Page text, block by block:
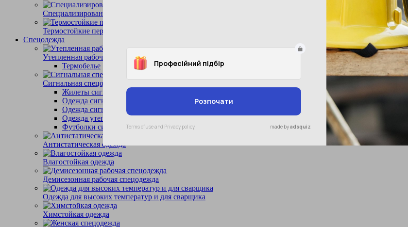
Специализированные перчатки
Термостойкие перчатки
Спецодежда
Утепленная рабочая спецодежда
Термобелье
Сигнальная спецодежда
Жилеты сигнальные
Одежда сигнальная влагостойкая
Одежда сигнальная демисезонная
Одежда утепленная сигнальная
Футболки сигнальные
Антистатическая одежда
Влагостойкая одежда
Демисезонная рабочая спецодежда
Одежда для высоких температур и для сварщика
Химстойкая одежда